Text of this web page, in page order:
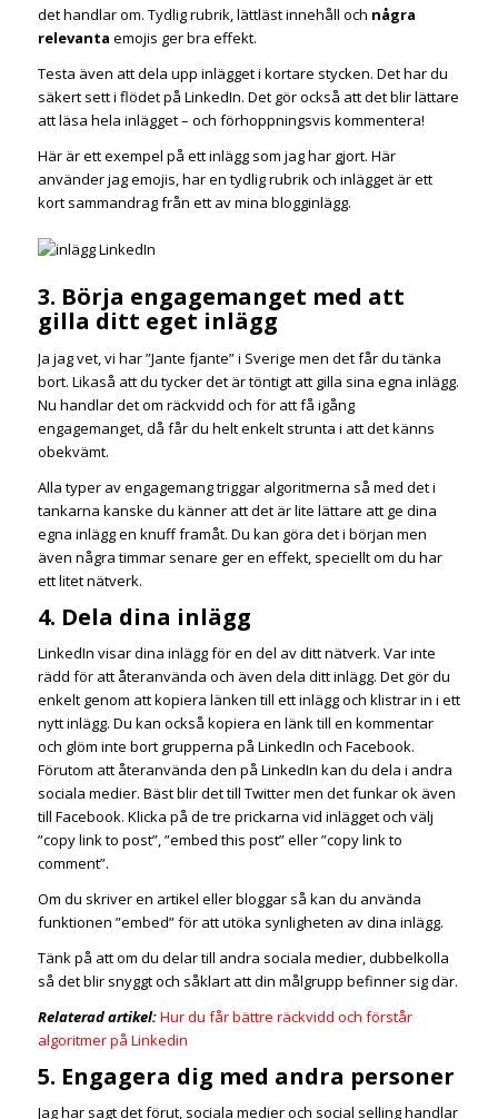
det handlar om. Tydlig rubrik, lättläst innehåll och några
relevanta emojis ger bra effekt.
Testa även att dela upp inlägget i kortare stycken. Det har du
säkert sett i flödet på LinkedIn. Det gör också att det blir lättare
att läsa hela inlägget – och förhoppningsvis kommentera!
Här är ett exempel på ett inlägg som jag har gjort. Här
använder jag emojis, har en tydlig rubrik och inlägget är ett
kort sammandrag från ett av mina blogginlägg.
3. Börja engagemanget med att
gilla ditt eget inlägg
Ja jag vet, vi har ”Jante fjante” i Sverige men det får du tänka
bort. Likaså att du tycker det är töntigt att gilla sina egna inlägg.
Nu handlar det om räckvidd och för att få igång
engagemanget, då får du helt enkelt strunta i att det känns
obekvämt.
Alla typer av engagemang triggar algoritmerna så med det i
tankarna kanske du känner att det är lite lättare att ge dina
egna inlägg en knuff framåt. Du kan göra det i början men
även några timmar senare ger en effekt, speciellt om du har
ett litet nätverk.
4. Dela dina inlägg
LinkedIn visar dina inlägg för en del av ditt nätverk. Var inte
rädd för att återanvända och även dela ditt inlägg. Det gör du
enkelt genom att kopiera länken till ett inlägg och klistrar in i ett
nytt inlägg. Du kan också kopiera en länk till en kommentar
och glöm inte bort grupperna på LinkedIn och Facebook.
Förutom att återanvända den på LinkedIn kan du dela i andra
sociala medier. Bäst blir det till Twitter men det funkar ok även
till Facebook. Klicka på de tre prickarna vid inlägget och välj
”copy link to post”, ”embed this post” eller ”copy link to
comment”.
Om du skriver en artikel eller bloggar så kan du använda
funktionen ”embed” för att utöka synligheten av dina inlägg.
Tänk på att om du delar till andra sociala medier, dubbelkolla
så det blir snyggt och såklart att din målgrupp befinner sig där.
Relaterad artikel:Hur du får bättre räckvidd och förstår
algoritmer på Linkedin
5. Engagera dig med andra personer
Jag har sagt det förut, sociala medier och social selling handlar